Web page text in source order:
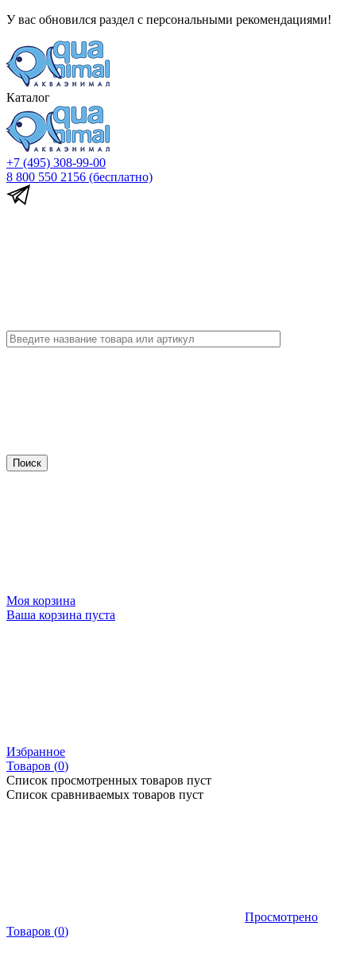
У вас обновился раздел с персональными рекомендациями!
Каталог
+7 (495) 308-99-00
8 800 550 2156 (бесплатно)
Моя корзина
Ваша корзина пуста
Избранное
Товаров (0)
Список просмотренных товаров пуст
Список сравниваемых товаров пуст
Просмотрено
Товаров (0)